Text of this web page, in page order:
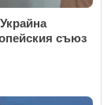
съюз